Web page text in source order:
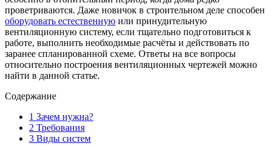
проветриваются. Даже новичок в строительном деле способен
оборудовать естественную или принудительную
вентиляционную систему, если тщательно подготовиться к
работе, выполнить необходимые расчёты и действовать по
заранее спланированной схеме. Ответы на все вопросы
относительно построения вентиляционных чертежей можно
найти в данной статье.
Содержание
1 Зачем нужна?
2 Требования
3 Виды систем